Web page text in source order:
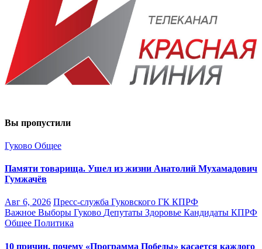
Вы пропустили
Гуково Общее
Памяти товарища. Ушел из жизни Анатолий Мухамадович
Гумжачёв
Авг 6, 2026 Пресс-служба Гуковского ГК КПРФ
Важное Выборы Гуково Депутаты Здоровье Кандидаты КПРФ
Общее Политика
10 причин, почему «Программа Победы» касается каждого